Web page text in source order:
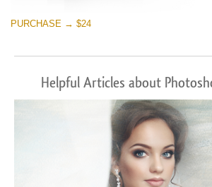
PURCHASE → $24
Helpful Articles about